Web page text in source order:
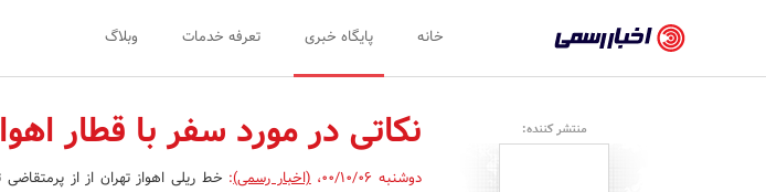
رسمی
-
اخبار
خانه پایگاه خبری تعرفه خدمات وبلاگ
منتشر کننده: نکاتی در مورد سفر با قطار
دوشنبه 00/10/06 ،(اخبار رسمی): خط ریلی اهواز تهران از از